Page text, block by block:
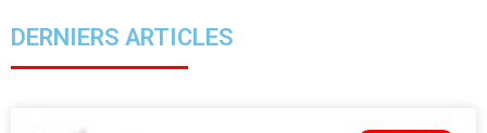
DERNIERS ARTICLES